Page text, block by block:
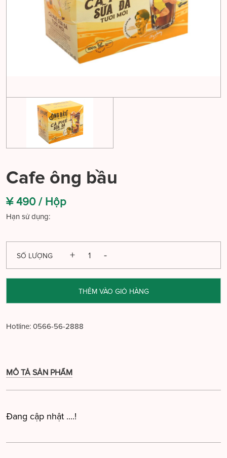
Cafe ông bầu
¥ 490 / Hộp
Hạn sử dụng:
SỐ LƯỢNG
THÊM VÀO GIỎ HÀNG
Hotline: 0566-56-2888
MÔ TẢ SẢN PHẨM
Đang cập nhật ....!